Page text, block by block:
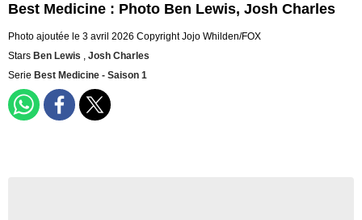
Best Medicine : Photo Ben Lewis, Josh Charles
Photo ajoutée le 3 avril 2026 Copyright Jojo Whilden/FOX
Stars Ben Lewis , Josh Charles
Serie Best Medicine - Saison 1